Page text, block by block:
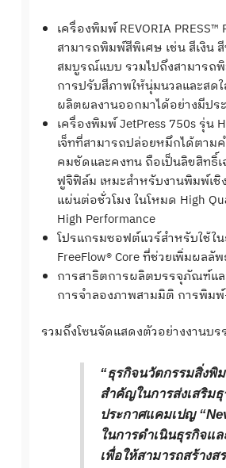
เครื่องพิมพ์ REVORIA
สามารถพิมพ์สีพิเศษ เช่น สีเงิน
สมบูรณ์แบบ รวมไปถึงสามารถ
การปรับสีภาพให้นุ่มนวลและส
ผลิตผลงานออกมาได้อย่างมีป
เครื่องพิมพ์ JetPress 750s รุ่น
เจ็ทที่สามารถปล่อยหมึกได้ตาม
คมชัดและคงทน ถือเป็นลิขสิทธิ์
ฟูจิฟิล์ม เหมะสำหรับงานพิมพ์เ
แผ่นต่อชั่วโมง ในโหมด High
High Performance
โปรแกรมซอฟต์แวร์สำหรับใช้ใ
FreeFlow® Core ที่ช่วยเพิ่มผล
การสาธิตการผลิตบรรจุภัณฑ์แ
การจำลองภาพสามมิติ การพิม
รวมถึงโซนจัดแสดงตัวอย่างงาน
“ธุรกิจนวัตกรรมสิ่งพิ
สำคัญในการส่งเสริม
ประกาศแคมเปญ “
ในการดำเนินธุรกิจแ
เพื่อให้สามารถสร้าง